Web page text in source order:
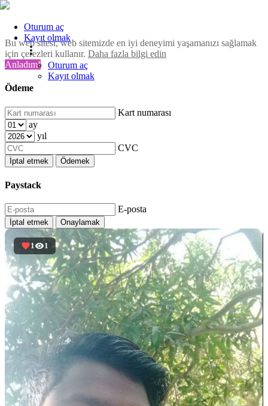
Bu web sitesi, web sitemizde en iyi deneyimi yaşamanızı sağlamak
için çerezleri kullanır. Daha fazla bilgi edin
Anladım!
Ödeme
Kart numarası
ay
yıl
CVC
İptal etmek Ödemek
Paystack
E-posta
İptal etmek Onaylamak
Oturum aç
Kayıt olmak
Oturum aç
Kayıt olmak
1 1